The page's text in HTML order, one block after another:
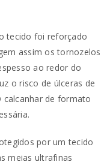
tecido foi reforçado
assim os tornozelos
ao redor do
o risco de úlceras de
calcanhar de formato
por um tecido
meias ultrafinas